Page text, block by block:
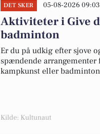
DET SKER 05-08-2026 09:03
Aktiviteter i Give
badminton
Er du på udkig efter sjove
spændende arrangementer
kampkunst eller
Kilde: Kultunaut